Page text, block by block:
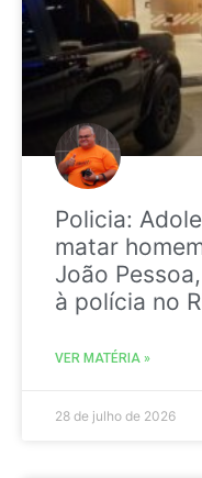
Policia:
matar
João
à polícia no
VER MATÉRIA »
28 de julho de 2026